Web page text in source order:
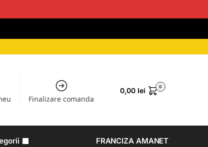
Finalizare comanda
0,00 lei 0
FRANCIZA AMANET